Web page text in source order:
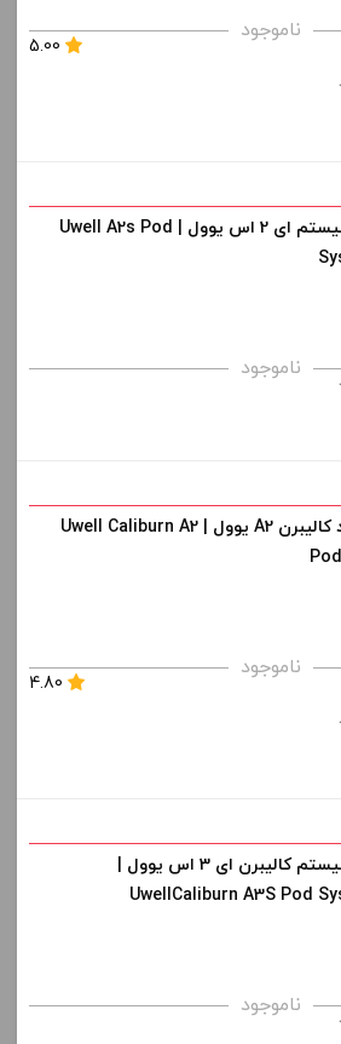
و نمایش قیمت ، گزینه های محصول را
ناموجود
5.00
رنگ:
و نمایش قیمت ، گزینه های محصول را
به سبد خرید
پاد سیستم ای 2 اس یوول | Uwell A2s Pod
ناموجود
رنگ:
و نمایش قیمت ، گزینه های محصول را
پادماد کالیبرن A2 یوول | Uwell Caliburn A2
ناموجود
4.80
رنگ:
و نمایش قیمت ، گزینه های محصول را
پاد سیستم کالیبرن ای 3 اس یوول |
UwellCaliburn A3S Pod
ناموجود